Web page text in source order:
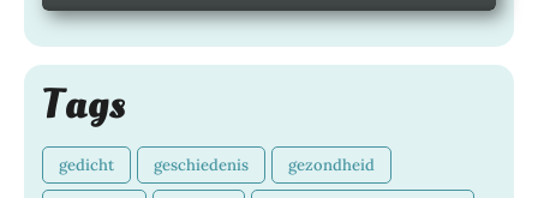
Tags
gedicht geschiedenis gezondheid